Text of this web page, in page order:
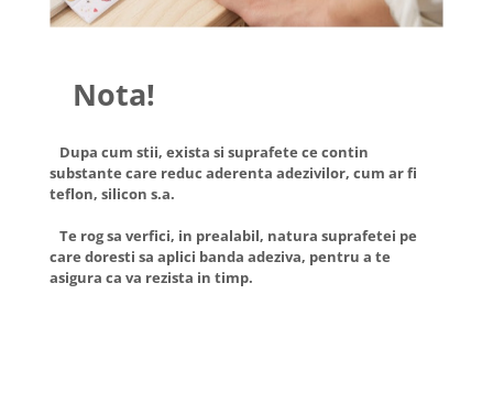
Nota!
Dupa cum stii, exista si suprafete ce contin
substante care reduc aderenta adezivilor, cum ar fi
teflon, silicon s.a.
Te rog sa verfici, in prealabil, natura suprafetei pe
care doresti sa aplici banda adeziva, pentru a te
asigura ca va rezista in timp.